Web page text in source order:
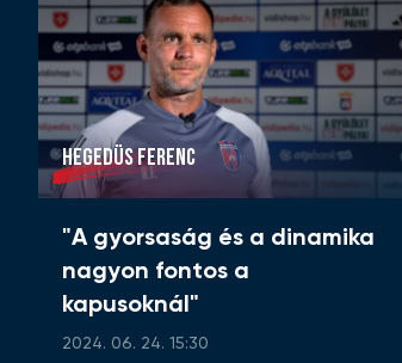
HEGEDÜS FERENC
"A gyorsaság és a dinamika
nagyon fontos a
kapusoknál"
2024. 06. 24. 15:30